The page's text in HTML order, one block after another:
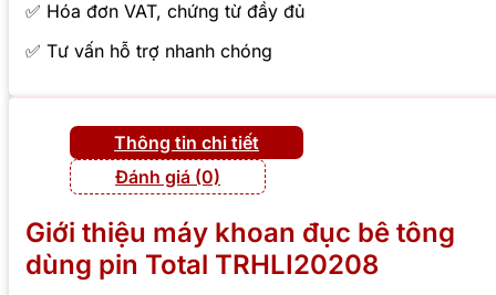
✅ Hóa đơn VAT, chứng từ đầy đủ
✅ Tư vấn hỗ trợ nhanh chóng
Thông tin chi tiết
Đánh giá (0)
Giới thiệu máy khoan đục bê tông
dùng pin Total TRHLI20208